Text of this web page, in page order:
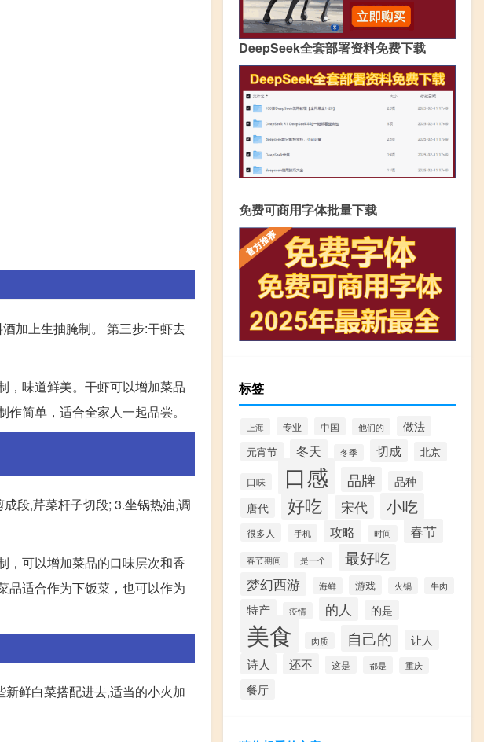
加上生抽腌制。 第三步:干虾去
，味道鲜美。干虾可以增加菜品
简单，适合全家人一起品尝。
段,芹菜杆子切段; 3.坐锅热油,调
，可以增加菜品的口味层次和香
品适合作为下饭菜，也可以作为
鲜白菜搭配进去,适当的小火加
DeepSeek全套部署资料免费下载
免费可商用字体批量下载
标签
上海 专业 中国 他们的 做法
元宵节 冬天 冬季 切成 北京
口味 口感 品牌
品种
唐代
好吃 宋代 小吃
很多人 手机 攻略 时间 春节
春节期间 是一个 最好吃
梦幻西游 海鲜 游戏 火锅 牛肉
特产 疫情 的人 的是
美食 肉质 自己的 让人
诗人 还不 这是 都是 重庆
餐厅